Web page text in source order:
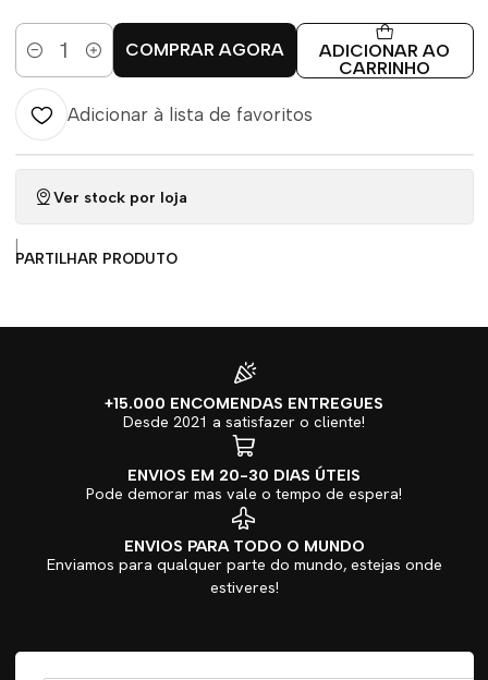
Quantidade
ADICIONAR AO
CARRINHO
COMPRAR AGORA
Adicionar à lista de favoritos
Ver stock por loja
|
PARTILHAR PRODUTO
+15.000 ENCOMENDAS ENTREGUES
Desde 2021 a satisfazer o cliente!
ENVIOS EM 20-30 DIAS ÚTEIS
Pode demorar mas vale o tempo de espera!
ENVIOS PARA TODO O MUNDO
Enviamos para qualquer parte do mundo, estejas onde
estiveres!